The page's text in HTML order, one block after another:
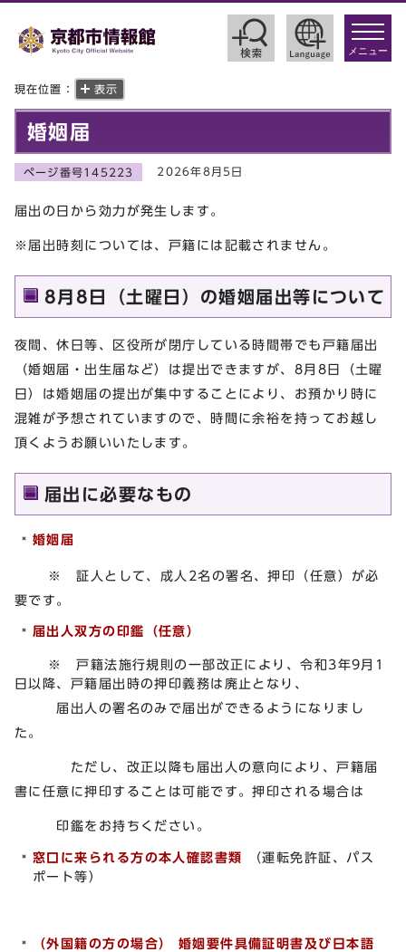
toggle
メニュー
現在位置： 表示
婚姻届
ページ番号145223 2026年8月5日
届出の日から効力が発生します。
※届出時刻については、戸籍には記載されません。
8月8日（土曜日）の婚姻届出等について
夜間、休日等、区役所が閉庁している時間帯でも戸籍届出
（婚姻届・出生届など）は提出できますが、8月8日（土曜
日）は婚姻届の提出が集中することにより、お預かり時に
混雑が予想されていますので、時間に余裕を持ってお越し
頂くようお願いいたします。
届出に必要なもの
婚姻届
※
証人として、成人2名の署名、押印（任意）が必
要です。
届出人双方の印鑑（任意）
※ 戸籍法施行規則の一部改正により、令和3年9月1
日以降、戸籍届出時の押印義務は廃止となり、
届出人の署名のみで届出ができるようになりまし
た。
ただし、改正以降も届出人の意向により、戸籍届
書に任意に押印することは可能です。押印される場合は
印鑑をお持ちください。
窓口に来られる方の本人確認書類
（運転免許証、パス
ポート等）
（外国籍の方の場合） 婚姻要件具備証明書及び日本語